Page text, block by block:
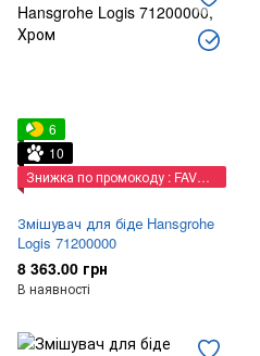
6
10
Знижка по промокоду : FAVORIT
Змішувач для біде Hansgrohe
Logis 71200000
8 363.00 грн
В наявності